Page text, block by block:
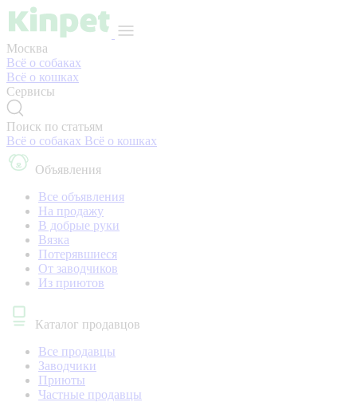
Москва
Всё о собаках
Всё о кошках
Сервисы
Поиск по статьям
Всё о собаках Всё о кошках
Объявления
Все объявления
На продажу
В добрые руки
Вязка
Потерявшиеся
От заводчиков
Из приютов
Каталог продавцов
Все продавцы
Заводчики
Приюты
Частные продавцы